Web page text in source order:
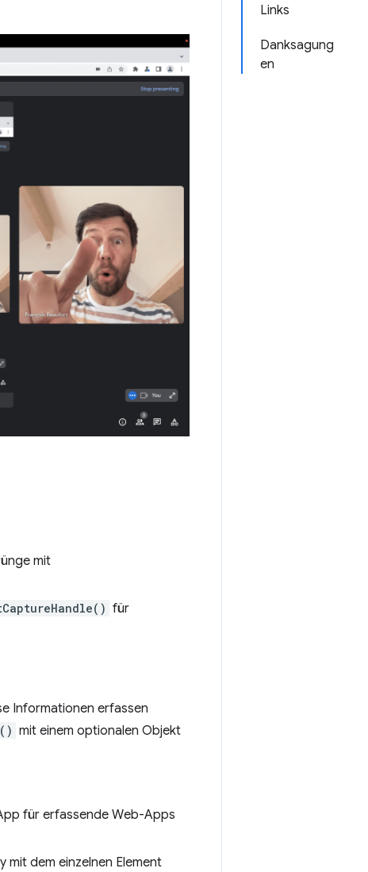
Links
Danksagung
en
mit
für
Informationen erfassen
mit einem optionalen Objekt
für erfassende Web-Apps
mit dem einzelnen Element